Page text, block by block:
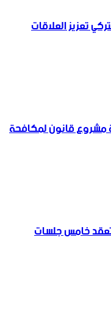
تعزيز العلاقات
مشروع قانون لمكافحة
خامس جلسات